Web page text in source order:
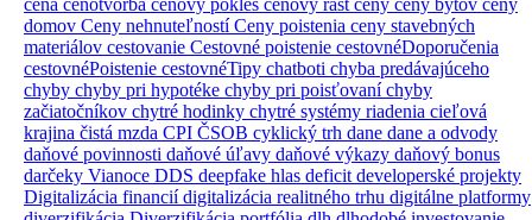
domov Ceny nehnuteľnostíCeny poistenia ceny stavebných
materiálov cestovanie Cestovné poistenie cestovnéDoporučenia
cestovnéPoistenie cestovnéTipy chatboti chyba predávajúceho
chyby chyby pri hypotéke chyby pri poisťovaníchyby
začiatočníkov chytré hodinky chytré systémy riadenia cieľová
krajina čistá mzda CPI ČSOB cyklický trh dane dane a odvody
daňové povinnosti daňové úľavy daňové výkazy daňový bonus
darčeky Vianoce DDS deepfake hlas deficit developerské projekty
Digitalizácia financiídigitalizácia realitného trhu digitálne platformy